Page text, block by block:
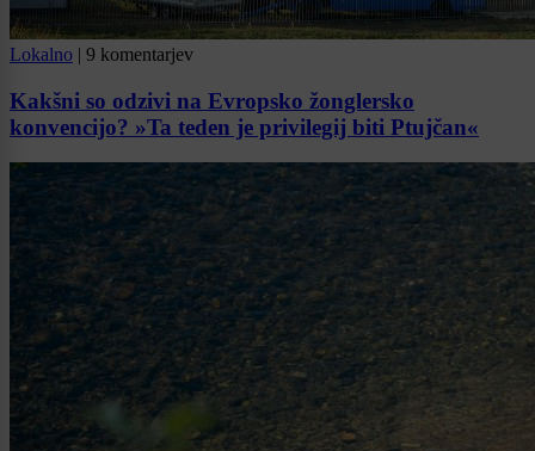
Lokalno | 9 komentarjev
Kakšni so odzivi na Evropsko žonglersko
konvencijo? »Ta teden je privilegij biti Ptujčan«